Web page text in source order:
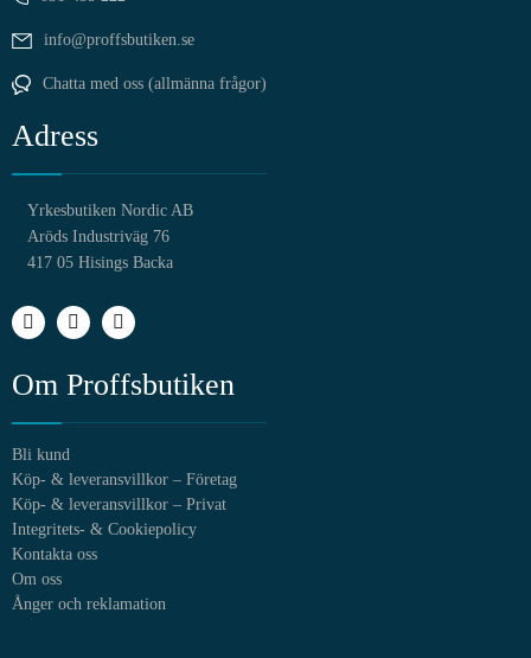
Betongarbeten
Brunns- & ventilverktyg
Gasolutrustning
Adaptrar
Alde reservdelar
Anslutningsfläns Müller
Brännarmunstycken
info@proffsbutiken.se
Chatta med oss (allmänna frågor)
Adress
Yrkesbutiken Nordic AB
Aröds Industriväg 76
417 05 Hisings Backa
Om Proffsbutiken
Bli kund
Köp- & leveransvillkor – Företag
Köp- & leveransvillkor – Privat
Integritets- & Cookiepolicy
Kontakta oss
Om oss
Ånger och reklamation